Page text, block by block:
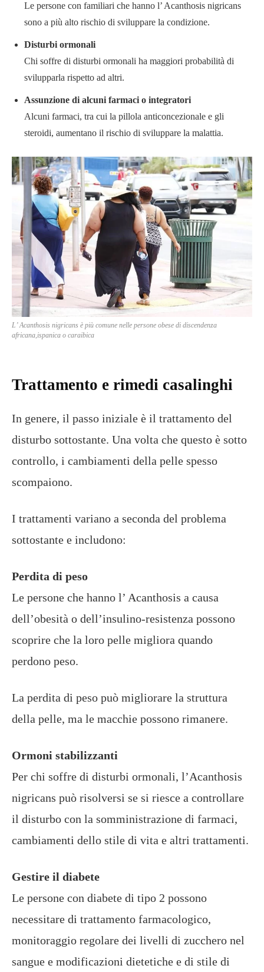
Le persone con familiari che hanno l’ Acanthosis nigricans
sono a più alto rischio di sviluppare la condizione.
Disturbi ormonali
Chi soffre di disturbi ormonali ha maggiori probabilità di
svilupparla rispetto ad altri.
Assunzione di alcuni farmaci o integratori
Alcuni farmaci, tra cui la pillola anticoncezionale e gli
steroidi, aumentano il rischio di sviluppare la malattia.
L’ Acanthosis nigricans è più comune nelle persone obese di discendenza
africana,ispanica o caraibica
Trattamento e rimedi casalinghi
In genere, il passo iniziale è il trattamento del
disturbo sottostante. Una volta che questo è sotto
controllo, i cambiamenti della pelle spesso
scompaiono.
I trattamenti variano a seconda del problema
sottostante e includono:
Perdita di peso
Le persone che hanno l’ Acanthosis a causa
dell’obesità o dell’insulino-resistenza possono
scoprire che la loro pelle migliora quando
perdono peso.
La perdita di peso può migliorare la struttura
della pelle, ma le macchie possono rimanere.
Ormoni stabilizzanti
Per chi soffre di disturbi ormonali, l’Acanthosis
nigricans può risolversi se si riesce a controllare
il disturbo con la somministrazione di farmaci,
cambiamenti dello stile di vita e altri trattamenti.
Gestire il diabete
Le persone con diabete di tipo 2 possono
necessitare di trattamento farmacologico,
monitoraggio regolare dei livelli di zucchero nel
sangue e modificazioni dietetiche e di stile di